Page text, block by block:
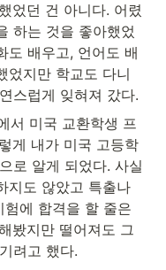
었던 건 아니다. 어렸
하는 것을 좋아했었
도 배우고, 언어도 배
었지만 학교도 다니
스럽게 잊혀져 갔다.
서 미국 교환학생 프
게 내가 미국 고등학
로 알게 되었다. 사실
지도 않았고 특출나
에 합격을 할 줄은
봤지만 떨어져도 그
려고 했다.